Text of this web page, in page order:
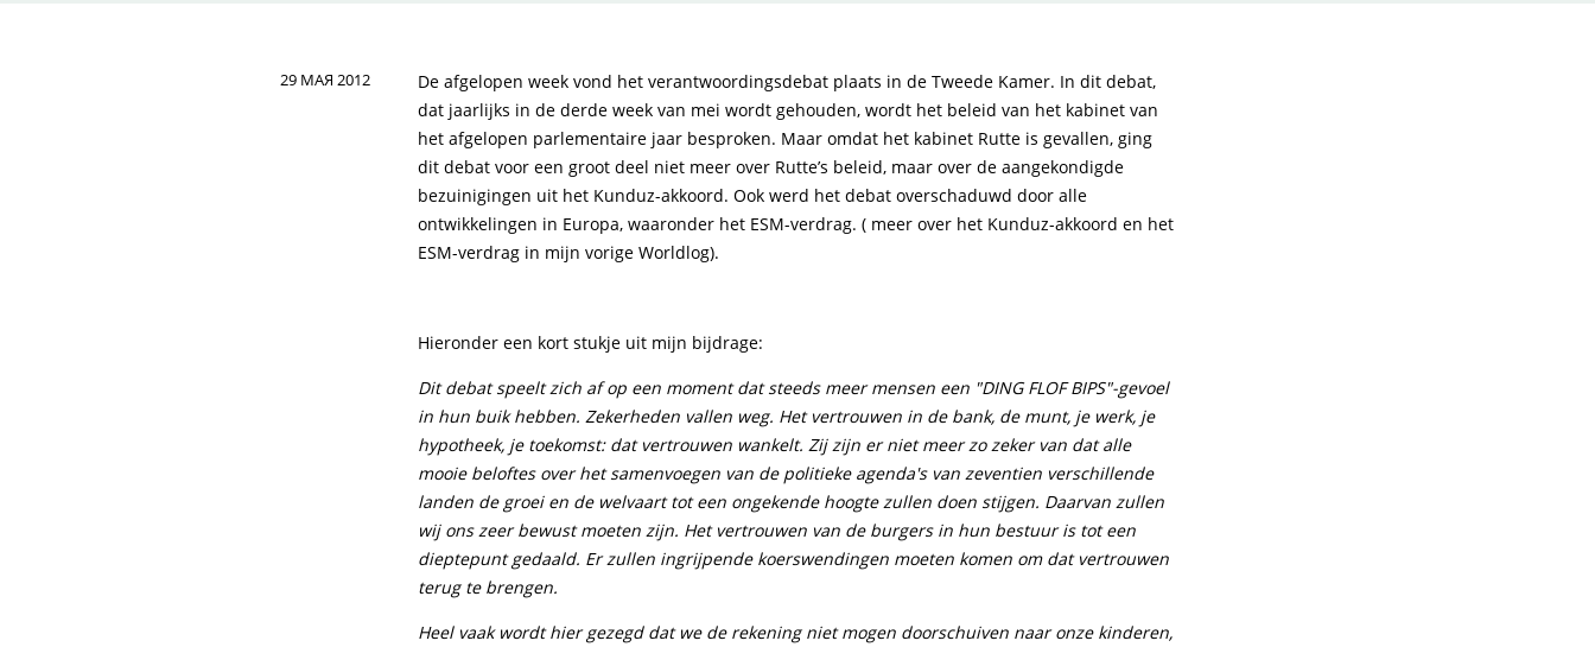
29 МАЯ 2012
De afgelopen week vond het verantwoordingsdebat plaats in de Tweede Kamer. In dit debat,
dat jaarlijks in de derde week van mei wordt gehouden, wordt het beleid van het kabinet van
het afgelopen parlementaire jaar besproken. Maar omdat het kabinet Rutte is gevallen, ging
dit debat voor een groot deel niet meer over Rutte’s beleid, maar over de aangekondigde
bezuinigingen uit het Kunduz-akkoord. Ook werd het debat overschaduwd door alle
ontwikkelingen in Europa, waaronder het ESM-verdrag. ( meer over het Kunduz-akkoord en het
ESM-verdrag in mijn vorige Worldlog).
Hieronder een kort stukje uit mijn bijdrage:
Dit debat speelt zich af op een moment dat steeds meer mensen een "DING FLOF BIPS"-gevoel
in hun buik hebben. Zekerheden vallen weg. Het vertrouwen in de bank, de munt, je werk, je
hypotheek, je toekomst: dat vertrouwen wankelt. Zij zijn er niet meer zo zeker van dat alle
mooie beloftes over het samenvoegen van de politieke agenda's van zeventien verschillende
landen de groei en de welvaart tot een ongekende hoogte zullen doen stijgen. Daarvan zullen
wij ons zeer bewust moeten zijn. Het vertrouwen van de burgers in hun bestuur is tot een
dieptepunt gedaald. Er zullen ingrijpende koerswendingen moeten komen om dat vertrouwen
terug te brengen.
Heel vaak wordt hier gezegd dat we de rekening niet mogen doorschuiven naar onze kinderen,